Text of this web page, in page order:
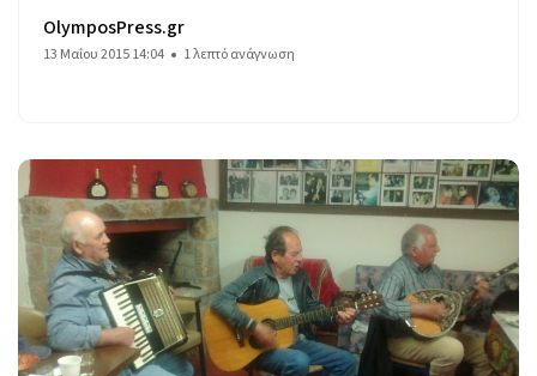
OlymposPress.gr
13 Μαΐου 2015 14:04 1 λεπτό ανάγνωση